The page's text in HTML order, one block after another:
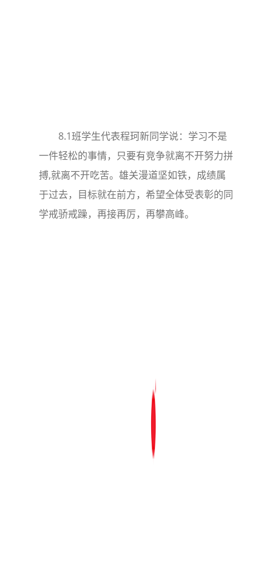
8.1班学生代表程珂新同学说：学习不是
一件轻松的事情，只要有竞争就离不开努力拼
搏,就离不开吃苦。雄关漫道坚如铁，成绩属
于过去，目标就在前方，希望全体受表彰的同
学戒骄戒躁，再接再厉，再攀高峰。